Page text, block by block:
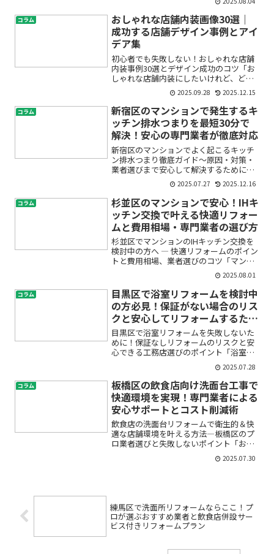
「店舗移転費用はどのくらいかかる
の？」「手続きや準備って何が必要？」――
こんなお悩みありませんか...
コラム
おしゃれな店舗内装画像30選｜
成功する店舗デザイン事例とアイ
デア集
初心者でも失敗しない！おしゃれな店舗
内装事例30選とデザイン成功のコツ「お
しゃれな店舗内装にしたいけれど、どう
選べばいいの？」「インテリアの知識が
なく、どんなデザインが集客につながる
のか分からない…」とお悩みではありま
せんか？店舗の内装は、...
2025.09.28 2025.12.15
コラム
新宿区のマンションで発生するキ
ッチン排水つまりを最短30分で
解決！安心の専門業者が徹底対応
新宿区のマンションでよく起こるキッチ
ン排水つまり徹底ガイド〜原因・対策・
業者選びまで安心して解決するためにキ
ッチンの排水が急につまってしまい、シ
ンクから水があふれそうになって不安に
なったことはありませんか？特に新宿区
のマンションでは、配管の...
2025.07.27 2025.12.16
コラム
杉並区のマンションで安心！IHキ
ッチン交換で叶える快適リフォー
ムと費用相場・専門業者の選び方
杉並区でマンションのIHキッチン交換を
検討中の方へ ― 快適リフォームのポイン
トと費用相場、業者選びのコツ「マンシ
ョンのキッチンが古くなってきた」「IH
キッチンに交換したいけれど費用や手順
がわからなくて不安…」こうした悩みを
抱えていませんか...
2025.08.01
コラム
目黒区で浴室リフォームを検討中
の方必見！保証がない場合のリス
クと安心してリフォームするため
のチェックポイント
目黒区で浴室リフォームを失敗しないた
めに！保証なしリフォームのリスクと安
心できる工務店選びのポイント「浴室の
カビや劣化が気になる…」「毎日使うお
風呂だから、快適にしたい」そんな思い
から浴室リフォームを検討されている方
は多いのではないでしょう...
2025.07.28
コラム
板橋区の飲食店向け洗面台工事で
快適環境を実現！専門業者による
安心サポートとコスト削減術
飲食店の洗面台リフォームで衛生的＆快
適な店舗環境を叶える方法―板橋区のプ
ロ業者選びと失敗しないポイント「お客
様に清潔な印象を与えたいけれど、どん
な洗面台が良いのか分からない」「設備
2025.07.30
練馬区で洗面所リフォームならここ！プ
ロが選ぶおすすめ業者と飲食店併設サー
ビス付きリフォームプラン